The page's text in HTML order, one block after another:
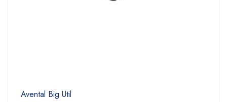
Avental Big Util